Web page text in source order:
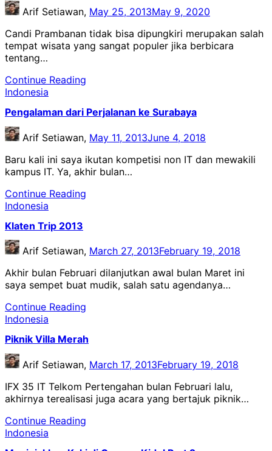
Arif Setiawan, May 25, 2013May 9, 2020
Candi Prambanan tidak bisa dipungkiri merupakan salah
tempat wisata yang sangat populer jika berbicara
tentang…
Continue Reading
Indonesia
Pengalaman dari Perjalanan ke Surabaya
Arif Setiawan, May 11, 2013June 4, 2018
Baru kali ini saya ikutan kompetisi non IT dan mewakili
kampus IT. Ya, akhir bulan…
Continue Reading
Indonesia
Klaten Trip 2013
Arif Setiawan, March 27, 2013February 19, 2018
Akhir bulan Februari dilanjutkan awal bulan Maret ini
saya sempet buat mudik, salah satu agendanya…
Continue Reading
Indonesia
Piknik Villa Merah
Arif Setiawan, March 17, 2013February 19, 2018
IFX 35 IT Telkom Pertengahan bulan Februari lalu,
akhirnya terealisasi juga acara yang bertajuk piknik…
Continue Reading
Indonesia